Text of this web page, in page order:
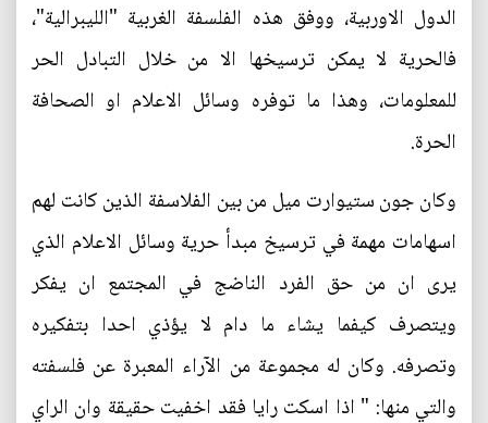
الدول الاوربية، ووفق هذه الفلسفة الغربية "الليبرالية"،
فالحرية لا يمكن ترسيخها الا من خلال التبادل الحر
للمعلومات، وهذا ما توفره وسائل الاعلام او الصحافة
الحرة.
وكان جون ستيوارت ميل من بين الفلاسفة الذين كانت لهم
اسهامات مهمة في ترسيخ مبدأ حرية وسائل الاعلام الذي
يرى ان من حق الفرد الناضج في المجتمع ان يفكر
ويتصرف كيفما يشاء ما دام لا يؤذي احدا بتفكيره
وتصرفه. وكان له مجموعة من الآراء المعبرة عن فلسفته
والتي منها: " اذا اسكت رايا فقد اخفيت حقيقة وان الراي